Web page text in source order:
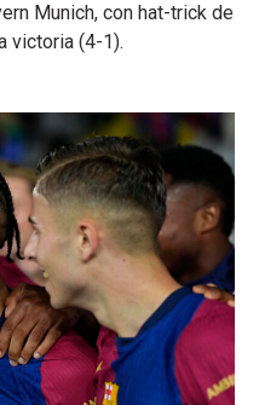
Munich, con hat-trick de
victoria (4-1).